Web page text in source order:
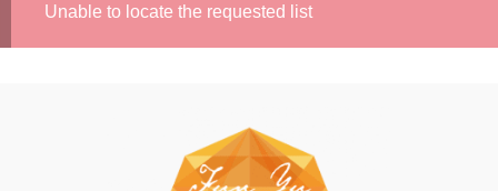
Unable to locate the requested list